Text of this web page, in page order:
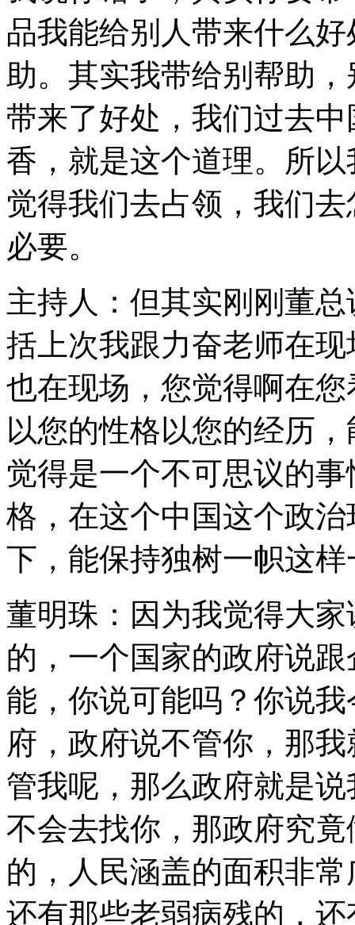
品我能给别人带来什么
助。其实我带给别帮助
带来了好处，我们过去
香，就是这个道理。所
觉得我们去占领，我们
必要。
主持人：但其实刚刚董
括上次我跟力奋老师在
也在现场，您觉得啊在
以您的性格以您的经历
觉得是一个不可思议的
格，在这个中国这个政
下，能保持独树一帜这
董明珠：因为我觉得大
的，一个国家的政府说
能，你说可能吗？你说
府，政府说不管你，那
管我呢，那么政府就是
不会去找你，那政府究
的，人民涵盖的面积非
还有那些老弱病残的，